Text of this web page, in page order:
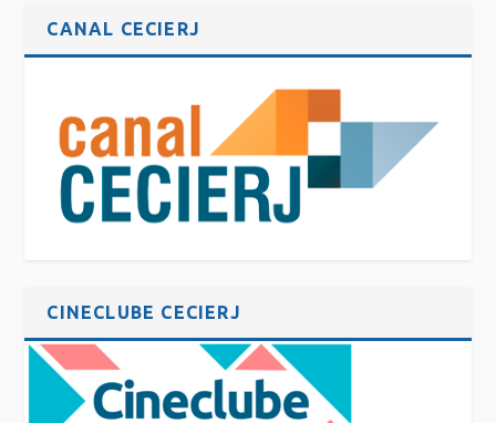
CANAL CECIERJ
CINECLUBE CECIERJ